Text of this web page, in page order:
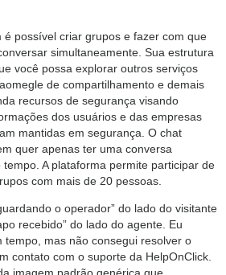
é possível criar grupos e fazer com que
simultaneamente. Sua estrutura
você possa explorar outros serviços
de compartilhamento e demais
recursos de segurança visando
dos usuários e das empresas
mantidas em segurança. O chat
quer apenas ter uma conversa
A plataforma permite participar de
com mais de 20 pessoas.
o operador” do lado do visitante
recebido” do lado do agente. Eu
tempo, mas não consegui resolver o
contato com o suporte da HelpOnClick.